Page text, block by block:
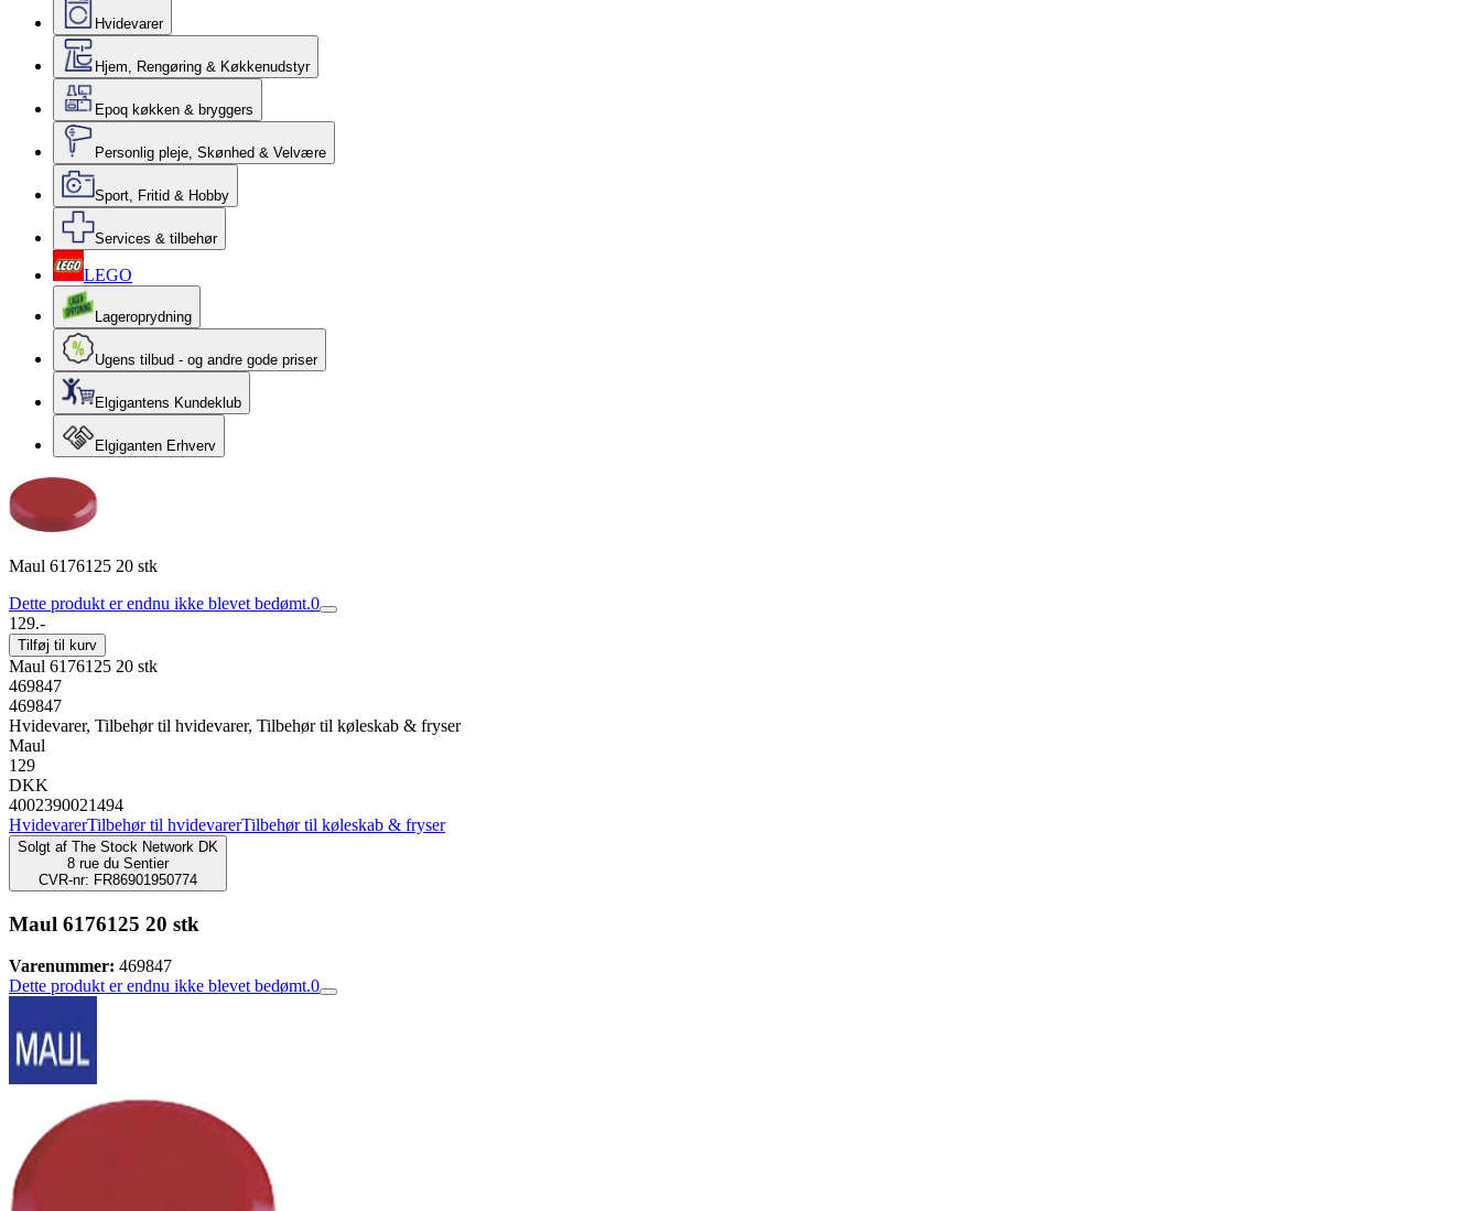
Hvidevarer
Hjem, Rengøring & Køkkenudstyr
Epoq køkken & bryggers
Personlig pleje, Skønhed & Velvære
Sport, Fritid & Hobby
Services & tilbehør
LEGO
Lageroprydning
Ugens tilbud - og andre gode priser
Elgigantens Kundeklub
Elgiganten Erhverv
Maul 6176125 20 stk
Dette produkt er endnu ikke blevet bedømt.0
129.-
Tilføj til kurv
Maul 6176125 20 stk
469847
469847
Hvidevarer, Tilbehør til hvidevarer, Tilbehør til køleskab & fryser
Maul
129
DKK
4002390021494
HvidevarerTilbehør til hvidevarerTilbehør til køleskab & fryser
Solgt af The Stock Network DK
8 rue du Sentier
CVR-nr: FR86901950774
Maul 6176125 20 stk
Varenummer: 469847
Dette produkt er endnu ikke blevet bedømt.0